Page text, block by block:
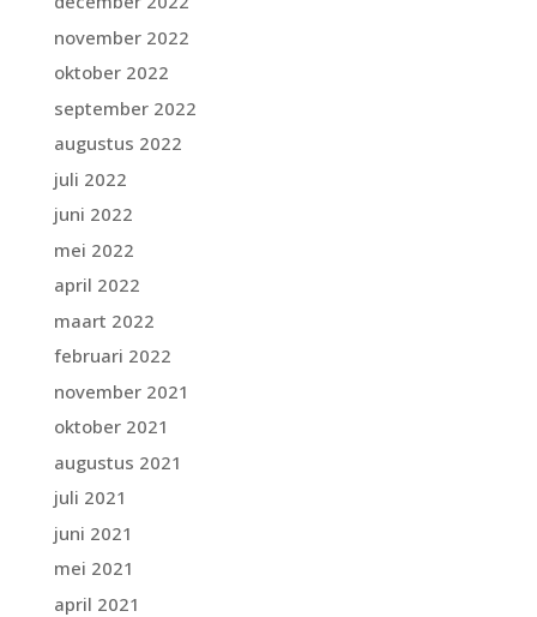
november 2022
oktober 2022
september 2022
augustus 2022
juli 2022
juni 2022
mei 2022
april 2022
maart 2022
februari 2022
november 2021
oktober 2021
augustus 2021
juli 2021
juni 2021
mei 2021
april 2021